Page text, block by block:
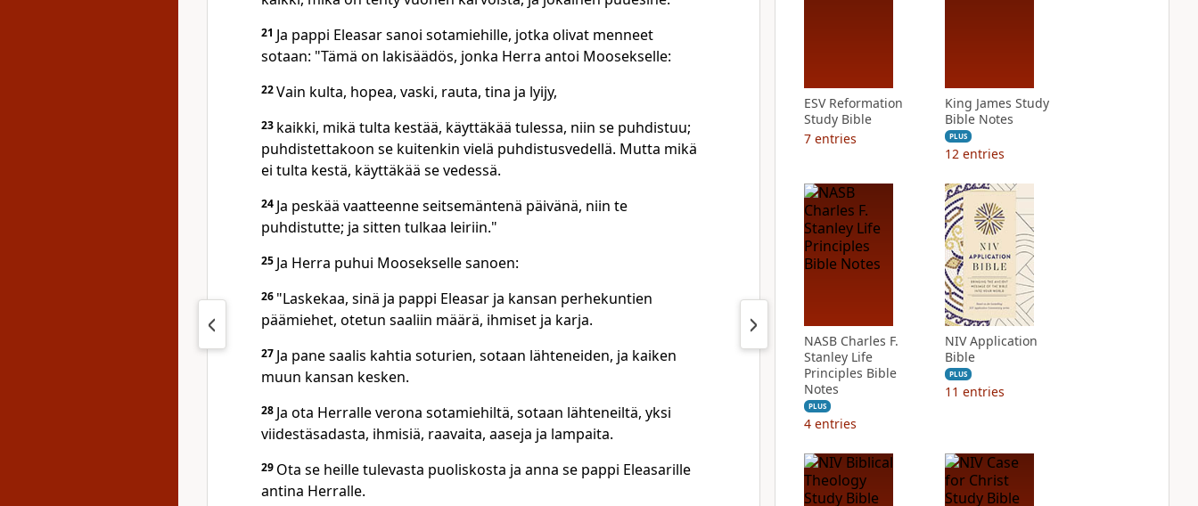
21 Ja pappi Eleasar sanoi sotamiehille, jotka olivat menneet
sotaan: "Tämä on lakisäädös, jonka Herra antoi Moosekselle:
22Vain kulta, hopea, vaski, rauta, tina ja lyijy,
23 kaikki, mikä tulta kestää, käyttäkää tulessa, niin se puhdistuu;
puhdistettakoon se kuitenkin vielä puhdistusvedellä. Mutta mikä
ei tulta kestä, käyttäkää se vedessä.
24 Ja peskää vaatteenne seitsemäntenä päivänä, niin te
puhdistutte; ja sitten tulkaa leiriin."
25 Ja Herra puhui Moosekselle sanoen:
26 "Laskekaa, sinä ja pappi Eleasar ja kansan perhekuntien
päämiehet, otetun saaliin määrä, ihmiset ja karja.
27 Ja pane saalis kahtia soturien, sotaan lähteneiden, ja kaiken
muun kansan kesken.
28 Ja ota Herralle verona sotamiehiltä, sotaan lähteneiltä, yksi
viidestäsadasta, ihmisiä, raavaita, aaseja ja lampaita.
29 Ota se heille tulevasta puoliskosta ja anna se pappi Eleasarille
antina Herralle.
ESV Reformation
Study Bible
7 entries
King James Study
Bible Notes
PLUS
12 entries
NASB Charles F.
Stanley Life
Principles Bible
Notes
PLUS
4 entries
NIV Application
Bible
PLUS
11 entries